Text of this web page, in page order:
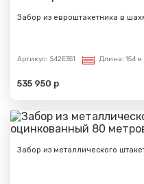
Забор из евроштакетника в
Артикул: S42E351 Длина: 154 м
535 950 р
Забор из металлического